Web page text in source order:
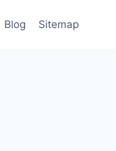
Blog Sitemap